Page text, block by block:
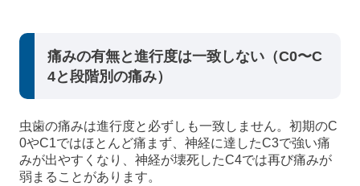
痛みの有無と進行度は一致しない（C0〜C
4と段階別の痛み）
虫歯の痛みは進行度と必ずしも一致しません。初期のC
0やC1ではほとんど痛まず、神経に達したC3で強い痛
みが出やすくなり、神経が壊死したC4では再び痛みが
弱まることがあります。